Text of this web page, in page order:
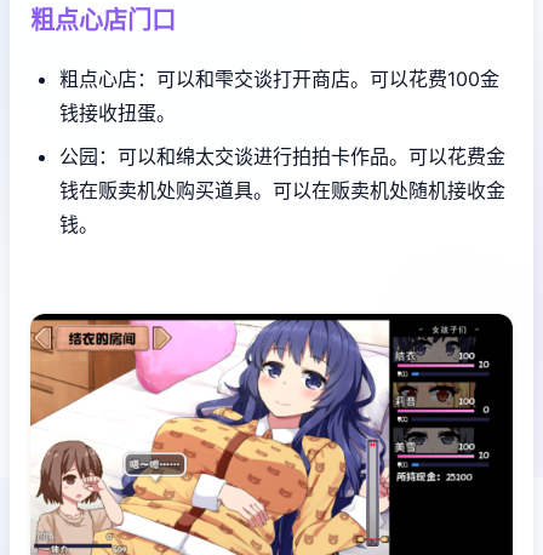
粗点心店门口
粗点心店：可以和雫交谈打开商店。可以花费100金
钱接收扭蛋。
公园：可以和绵太交谈进行拍拍卡作品。可以花费金
钱在贩卖机处购买道具。可以在贩卖机处随机接收金
钱。